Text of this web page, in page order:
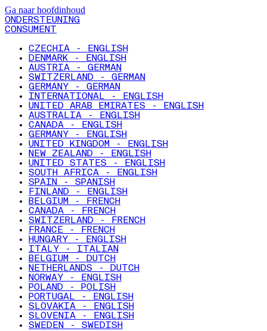
Ga naar hoofdinhoud
ONDERSTEUNING
CONSUMENT
CZECHIA - ENGLISH
DENMARK - ENGLISH
AUSTRIA - GERMAN
SWITZERLAND - GERMAN
GERMANY - GERMAN
INTERNATIONAL - ENGLISH
UNITED ARAB EMIRATES - ENGLISH
AUSTRALIA - ENGLISH
CANADA - ENGLISH
GERMANY - ENGLISH
UNITED KINGDOM - ENGLISH
NEW ZEALAND - ENGLISH
UNITED STATES - ENGLISH
SOUTH AFRICA - ENGLISH
SPAIN - SPANISH
FINLAND - ENGLISH
BELGIUM - FRENCH
CANADA - FRENCH
SWITZERLAND - FRENCH
FRANCE - FRENCH
HUNGARY - ENGLISH
ITALY - ITALIAN
BELGIUM - DUTCH
NETHERLANDS - DUTCH
NORWAY - ENGLISH
POLAND - POLISH
PORTUGAL - ENGLISH
SLOVAKIA - ENGLISH
SLOVENIA - ENGLISH
SWEDEN - SWEDISH